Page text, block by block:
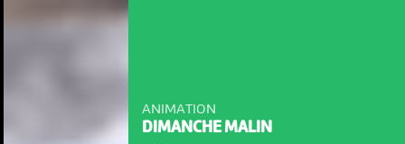
ANIMATION
DIMANCHE MALIN